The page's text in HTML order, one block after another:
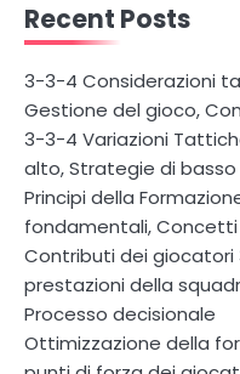
Recent Posts
3-3-4 Considerazioni
Gestione del gioco,
3-3-4 Variazioni
alto, Strategie di
Principi della
fondamentali, Concetti
Contributi dei
prestazioni della
Processo decisionale
Ottimizzazione della